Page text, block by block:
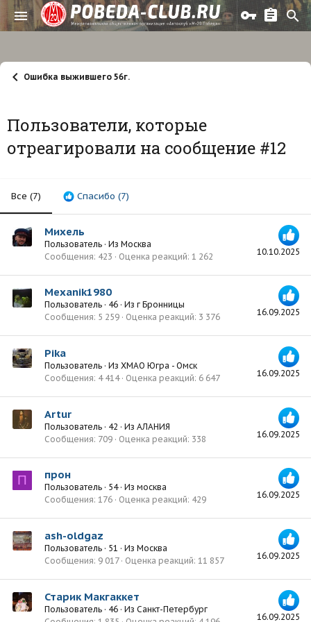
Ошибка выжившего 56г.
Пользователи, которые
отреагировали на сообщение #12
Все (7) Спасибо (7)
10.10.2025
Михель
Пользователь · Из Москва
Сообщения 423 Оценка реакций 1 262
16.09.2025
Mexanik1980
Пользователь · 46 · Из г Бронницы
Сообщения 5 259 Оценка реакций 3 376
16.09.2025
Pika
Пользователь · Из ХМАО Югра - Омск
Сообщения 4 414 Оценка реакций 6 647
16.09.2025
Artur
Пользователь · 42 · Из АЛАНИЯ
Сообщения 709 Оценка реакций 338
П
16.09.2025
прон
Пользователь · 54 · Из москва
Сообщения 176 Оценка реакций 429
16.09.2025
ash-oldgaz
Пользователь · 51 · Из Москва
Сообщения 9 017 Оценка реакций 11 857
16.09.2025
Старик Макгаккет
Пользователь · 46 · Из Санкт-Петербург